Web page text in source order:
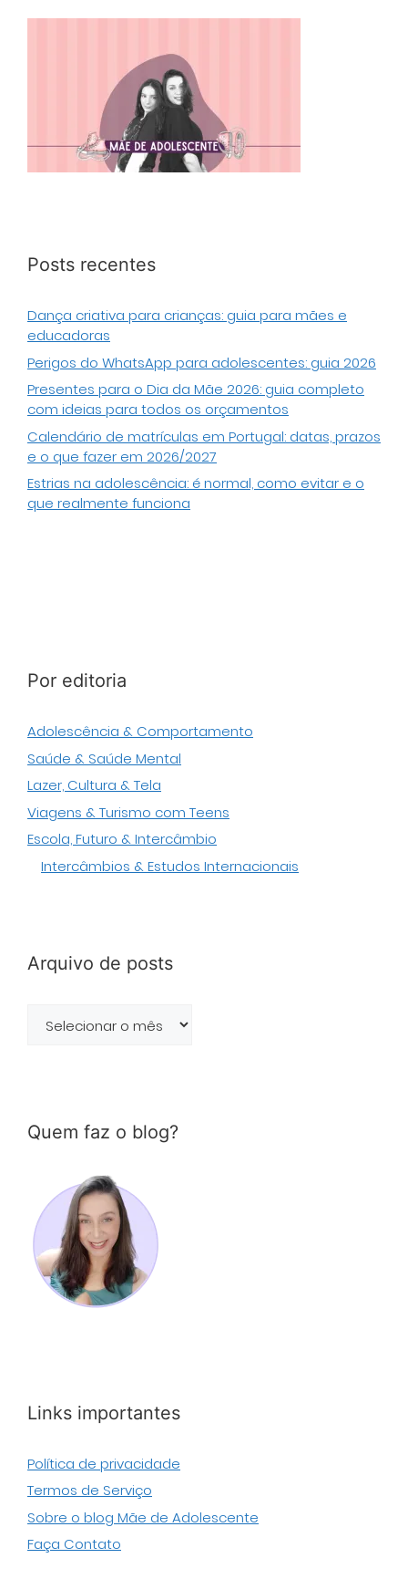
Posts recentes
Dança criativa para crianças: guia para mães e
educadoras
Perigos do WhatsApp para adolescentes: guia 2026
Presentes para o Dia da Mãe 2026: guia completo
com ideias para todos os orçamentos
Calendário de matrículas em Portugal: datas, prazos
e o que fazer em 2026/2027
Estrias na adolescência: é normal, como evitar e o
que realmente funciona
Por editoria
Adolescência & Comportamento
Saúde & Saúde Mental
Lazer, Cultura & Tela
Viagens & Turismo com Teens
Escola, Futuro & Intercâmbio
Intercâmbios & Estudos Internacionais
Arquivo de posts
Quem faz o blog?
Links importantes
Política de privacidade
Termos de Serviço
Sobre o blog Mãe de Adolescente
Faça Contato